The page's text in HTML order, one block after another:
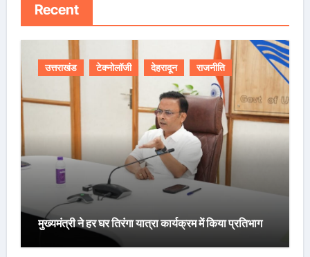
Recent
उत्तराखंड टेक्नोलॉजी देहरादून राजनीति
मुख्यमंत्री ने हर घर तिरंगा यात्रा कार्यक्रम में किया प्रतिभाग